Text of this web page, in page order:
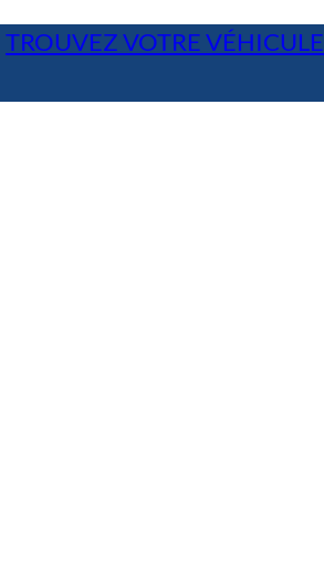
TROUVEZ VOTRE VÉHICULE